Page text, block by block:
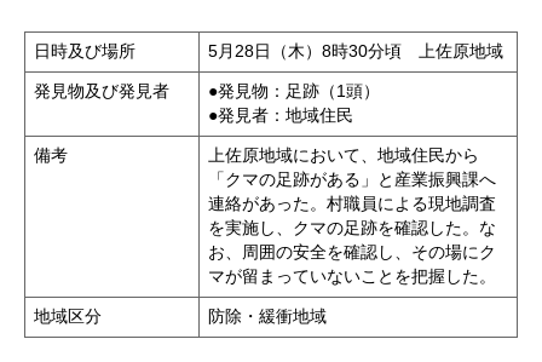
日時及び場所 5月28日（木）8時30分頃 上佐原地域
発見物及び発見者
●発見物：足跡（1頭）
●発見者：地域住民
備考
上佐原地域において、地域住民から
「クマの足跡がある」と産業振興課へ
連絡があった。村職員による現地調査
を実施し、クマの足跡を確認した。な
お、周囲の安全を確認し、その場にク
マが留まっていないことを把握した。
地域区分 防除・緩衝地域